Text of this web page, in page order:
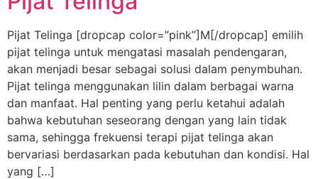
Pijat Telinga [dropcap color=”pink”]M[/dropcap] emilih
pijat telinga untuk mengatasi masalah pendengaran,
akan menjadi besar sebagai solusi dalam penymbuhan.
Pijat telinga menggunakan lilin dalam berbagai warna
dan manfaat. Hal penting yang perlu ketahui adalah
bahwa kebutuhan seseorang dengan yang lain tidak
sama, sehingga frekuensi terapi pijat telinga akan
bervariasi berdasarkan pada kebutuhan dan kondisi. Hal
yang […]